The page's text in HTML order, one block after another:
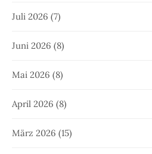
Juli 2026 (7)
Juni 2026 (8)
Mai 2026 (8)
April 2026 (8)
März 2026 (15)